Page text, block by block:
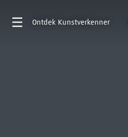
Ontdek Kunstverkenner